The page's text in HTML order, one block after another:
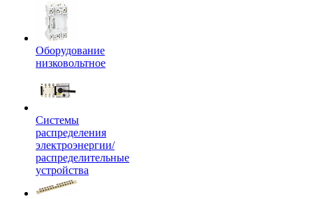
Оборудование
низковольтное
Системы
распределения
электроэнергии/
распределительные
устройства